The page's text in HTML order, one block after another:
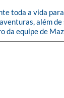
a vida
além
da equipe de